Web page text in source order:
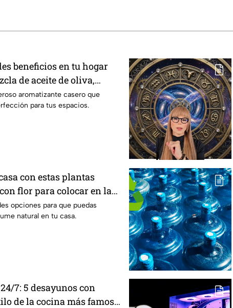
beneficios en tu hogar
de aceite de oliva,
y cáscaras de naranja
aromatizante casero que
para tus espacios.
con estas plantas
flor para colocar en la
opciones para que puedas
natural en tu casa.
7: 5 desayunos con
de la cocina más famosa